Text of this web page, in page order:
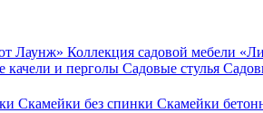
Лаунж» Коллекция садовой мебели
качели и перголы Садовые стулья
Скамейки без спинки Скамейки